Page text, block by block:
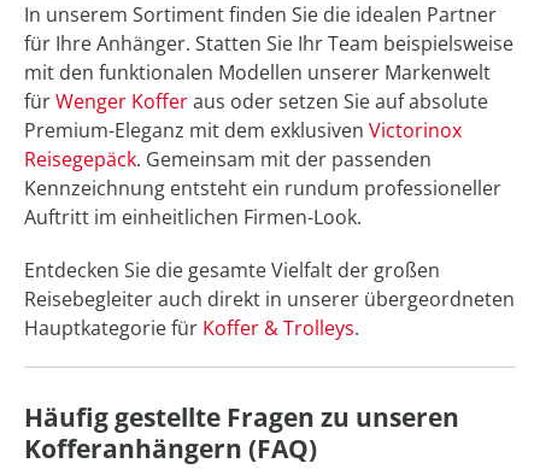
In unserem Sortiment finden Sie die idealen Partner
für Ihre Anhänger. Statten Sie Ihr Team beispielsweise
mit den funktionalen Modellen unserer Markenwelt
fürWenger Kofferaus oder setzen Sie auf absolute
Premium-Eleganz mit dem exklusiven Victorinox
Reisegepäck. Gemeinsam mit der passenden
Kennzeichnung entsteht ein rundum professioneller
Auftritt im einheitlichen Firmen-Look.
Entdecken Sie die gesamte Vielfalt der großen
Reisebegleiter auch direkt in unserer übergeordneten
Hauptkategorie für Koffer & Trolleys.
Häufig gestellte Fragen zu unseren
Kofferanhängern (FAQ)